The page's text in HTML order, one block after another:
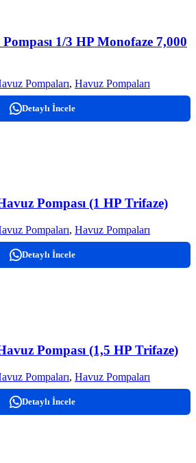
1/3 HP Monofaze 7,000
Pompaları, Havuz Pompaları
Detaylı İncele
Pompası (1 HP Trifaze)
Pompaları, Havuz Pompaları
Detaylı İncele
Pompası (1,5 HP Trifaze)
Pompaları, Havuz Pompaları
Detaylı İncele